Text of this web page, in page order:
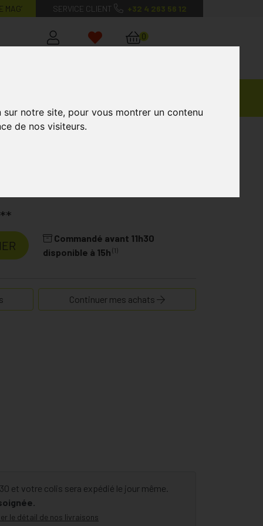
notre site, pour vous montrer un contenu
de nos visiteurs.
MAG’ SERVICE CLIENT +32 4 263 56 12
0
90
**
Commandé avant 11h30
disponible à 15h (1)
Continuer mes achats
et votre colis sera expédié le jour même.
le détail de nos livraisons